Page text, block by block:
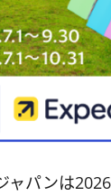
ジャパンは